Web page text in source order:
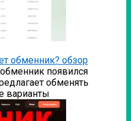
обменник? обзор
появился
обменять
варианты